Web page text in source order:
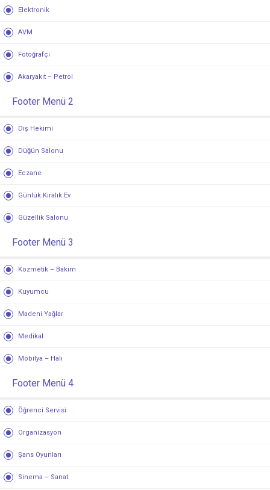
Elektronik
AVM
Fotoğrafçı
Akaryakıt – Petrol
Footer Menü 2
Diş Hekimi
Düğün Salonu
Eczane
Günlük Kiralık Ev
Güzellik Salonu
Footer Menü 3
Kozmetik – Bakım
Kuyumcu
Madeni Yağlar
Medikal
Mobilya – Halı
Footer Menü 4
Öğrenci Servisi
Organizasyon
Şans Oyunları
Sinema – Sanat